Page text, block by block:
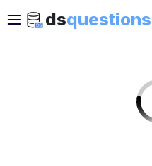
dsquestions